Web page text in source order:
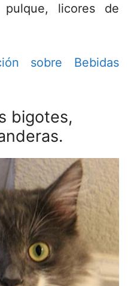
pulque, licores de
sobre Bebidas
bigotes,